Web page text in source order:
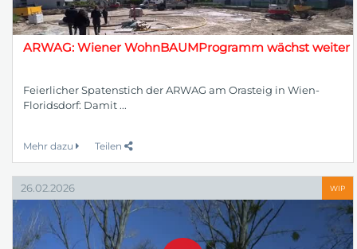
ARWAG: Wiener WohnBAUMProgramm wächst weiter
Feierlicher Spatenstich der ARWAG am Orasteig in Wien-
Floridsdorf: Damit ...
Mehr dazu Teilen
26.02.2026 WIP